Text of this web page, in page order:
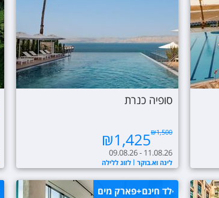
סופיה כנרת
₪1,425₪1,500
לינה וא.בוקר לזוג ללילה
09.08.26 - 11.08.26
ילד חינם+פארק מים